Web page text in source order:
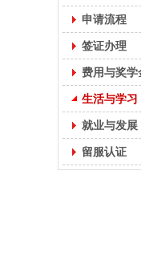
申请流程
签证办理
费用与奖学
生活与学习
就业与发展
留服认证